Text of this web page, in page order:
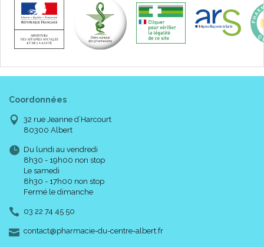
Coordonnées
32 rue Jeanne d’Harcourt
80300 Albert
Du lundi au vendredi
8h30 - 19h00 non stop
Le samedi
8h30 - 17h00 non stop
Fermé le dimanche
03 22 74 45 50
contact-
@-
pharmacie-du-centre-albert.fr